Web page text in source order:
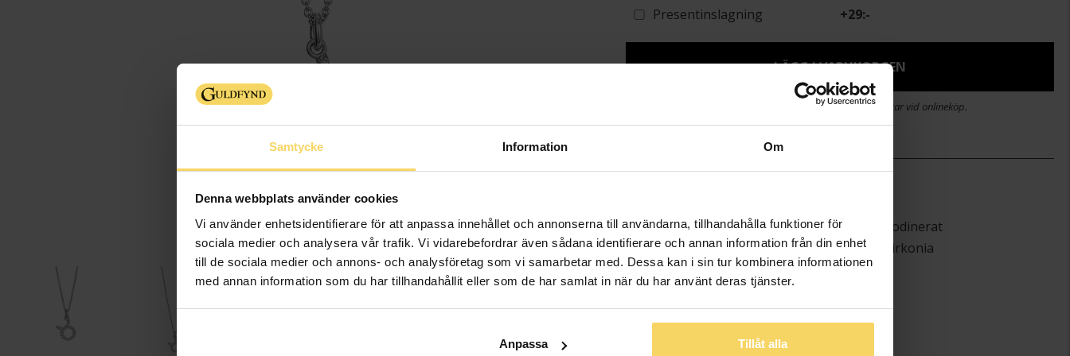
Samtycke Information Om
Denna webbplats använder cookies
Vi använder enhetsidentifierare för att anpassa innehållet och annonserna till användarna, tillhandahålla funktioner för
sociala medier och analysera vår trafik. Vi vidarebefordrar även sådana identifierare och annan information från din enhet
till de sociala medier och annons- och analysföretag som vi samarbetar med. Dessa kan i sin tur kombinera informationen
med annan information som du har tillhandahållit eller som de har samlat in när du har använt deras tjänster.
Anpassa Tillåt alla
Presentinslagning +29:-
LÄGG I VARUKORGEN
Lagervara - Leveranstid 2-5 arbetsdagar. Öppet köp i 30 dagar vid onlineköp.
Material
Silver,Rhodinerat
Sten/Pärla
Kubisk Zirkonia